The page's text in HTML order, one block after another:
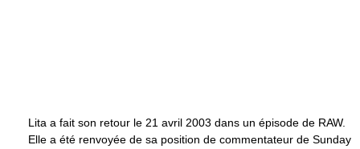
Lita a fait son retour le 21 avril 2003 dans un épisode de RAW.
Elle a été renvoyée de sa position de commentateur de Sunday